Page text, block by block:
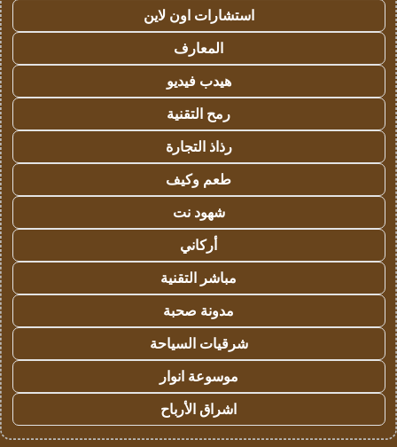
استشارات اون لاين
المعارف
هيدب فيديو
رمح التقنية
رذاذ التجارة
طعم وكيف
شهود نت
أركاني
مباشر التقنية
مدونة صحبة
شرقيات السياحة
موسوعة انوار
اشراق الأرباح